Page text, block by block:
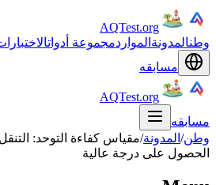
AQTest.org
وطنالمدونة المواردمجموعة أدوات
مسابقه
AQTest.org
مسابقه
وطن/ المدونة/مقياس كفاءة التوحد:
الحصول على درجة عالية